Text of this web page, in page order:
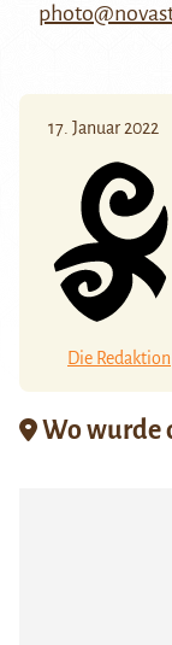
17. Januar 2022
Die Redaktion
Wo wurde